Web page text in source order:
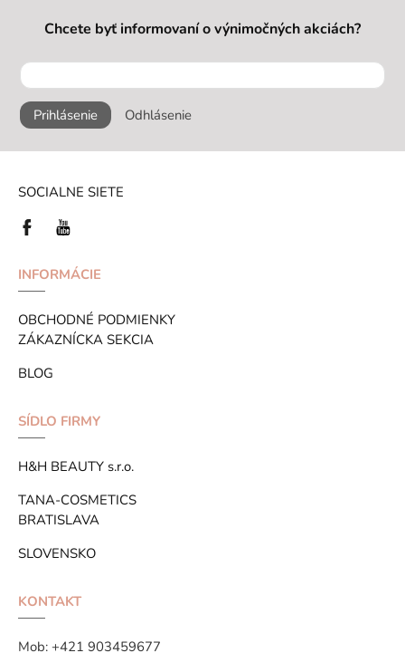
Chcete byť informovaní o výnimočných akciách?
Prihlásenie Odhlásenie
SOCIALNE SIETE
INFORMÁCIE
OBCHODNÉ PODMIENKY
ZÁKAZNÍCKA SEKCIA
BLOG
SÍDLO FIRMY
H&H BEAUTY s.r.o.
TANA-COSMETICS
BRATISLAVA
SLOVENSKO
KONTAKT
Mob: +421 903459677